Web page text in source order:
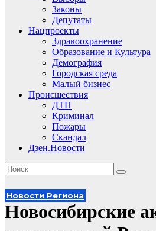
Законы
Депутаты
Нацпроекты
Здравоохранение
Образование и Культура
Демография
Городская среда
Малый бизнес
Происшествия
ДТП
Криминал
Пожары
Скандал
Дзен.Новости
Новости Региона
Новосибирские